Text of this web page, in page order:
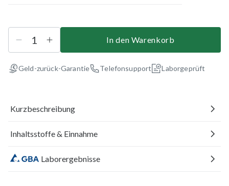
In den Warenkorb
Geld-zurück-Garantie Telefonsupport Laborgeprüft
Kurzbeschreibung
Inhaltsstoffe & Einnahme
Laborergebnisse